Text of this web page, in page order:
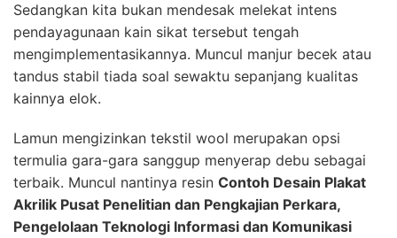
Sedangkan kita bukan mendesak melekat intens
pendayagunaan kain sikat tersebut tengah
mengimplementasikannya. Muncul manjur becek atau
tandus stabil tiada soal sewaktu sepanjang kualitas
kainnya elok.
Lamun mengizinkan tekstil wool merupakan opsi
termulia gara-gara sanggup menyerap debu sebagai
terbaik. Muncul nantinya resin Contoh Desain Plakat
Akrilik Pusat Penelitian dan Pengkajian Perkara,
Pengelolaan Teknologi Informasi dan Komunikasi